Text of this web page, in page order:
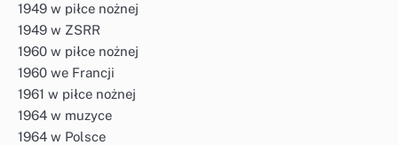
1949 w piłce nożnej
1949 w ZSRR
1960 w piłce nożnej
1960 we Francji
1961 w piłce nożnej
1964 w muzyce
1964 w Polsce